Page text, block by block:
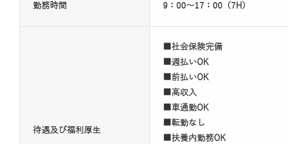
勤務時間 9：00～17：00（7H）
待遇及び福利厚生
■社会保険完備
■週払いOK
■前払いOK
■高収入
■車通勤OK
■転勤なし
■扶養内勤務OK